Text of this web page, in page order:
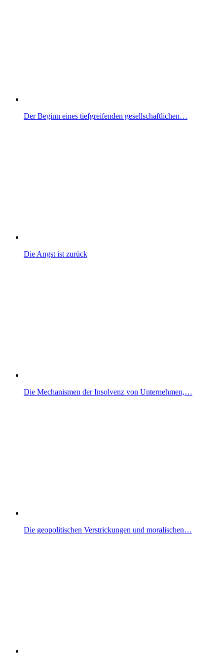
Der Beginn eines tiefgreifenden gesellschaftlichen…
Die Angst ist zurück
Die Mechanismen der Insolvenz von Unternehmen,…
Die geopolitischen Verstrickungen und moralischen…